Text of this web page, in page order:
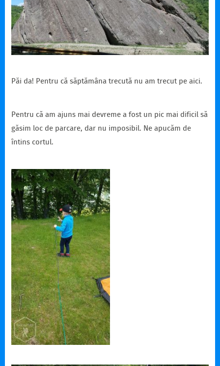
Păi da! Pentru că săptămâna trecută nu am trecut pe aici.
Pentru că am ajuns mai devreme a fost un pic mai dificil să
găsim loc de parcare, dar nu imposibil. Ne apucăm de
întins cortul.